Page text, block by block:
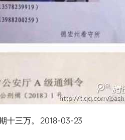
十三万。 2018-03-23